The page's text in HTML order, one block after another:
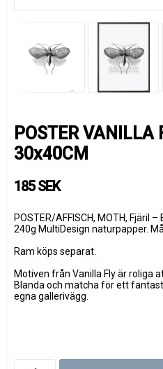
POSTER VANILLA
30x40CM
185 SEK
POSTER/AFFISCH, MOTH, Fjäril
240g MultiDesign naturpapper.
Ram köps separat.
Motiven från Vanilla Fly är roliga
Blanda och matcha för ett
egna gallerivägg.